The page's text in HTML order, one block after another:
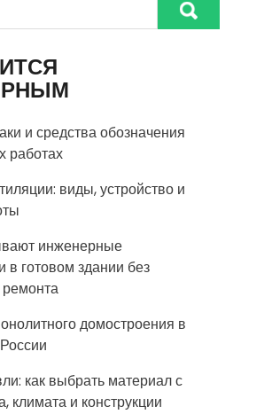
и средства обозначения
работах
виды, устройство и
инженерные
в готовом здании без
домостроения в
как выбрать материал с
климата и конструкции